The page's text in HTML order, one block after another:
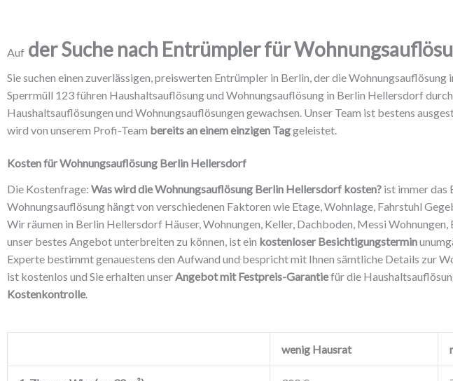
Auf der Suche nach Entrümpler für
Sie suchen einen zuverlässigen, preiswerten Entrümpler in Berlin, der die
Sperrmüll 123 führen Haushaltsauflösung und Wohnungsauflösung in Berlin Hellersdorf
Haushaltsauflösungen und Wohnungsauflösungen gewachsen. Unser Team ist bestens
wird von unserem Profi-Team bereits an einem einzigen Taggeleistet.
Kosten für Wohnungsauflösung Berlin Hellersdorf
Die Kostenfrage: Was wird die Wohnungsauflösung Berlin Hellersdorf kosten? ist immer das
Wohnungsauflösung hängt von verschiedenen Faktoren wie Etage, Wohnlage, Fahrstuhl
Wir räumen in Berlin Hellersdorf Häuser, Wohnungen, Keller, Dachboden, Messi
unser bestes Angebot unterbreiten zu können, ist ein kostenloser Besichtigungstermin
Experte bestimmt genauestens den Aufwand und bespricht mit Ihnen sämtliche Details zur
ist kostenlos und Sie erhalten unser Angebot mit Festpreis-Garantiefür die
Kostenkontrolle.
wenig Hausrat